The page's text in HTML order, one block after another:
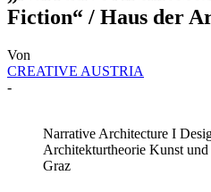
Fiction“ / Haus der
Von
CREATIVE AUSTRIA
-
Narrative Architecture I
Architekturtheorie Kunst
Graz